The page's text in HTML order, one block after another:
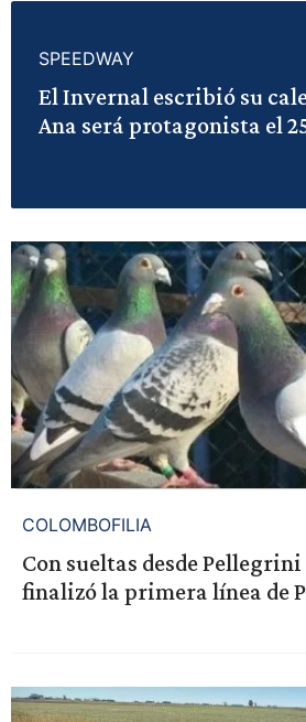
SPEEDWAY
El Invernal escribió su
Ana será protagonista el
COLOMBOFILIA
Con sueltas desde
finalizó la primera línea de